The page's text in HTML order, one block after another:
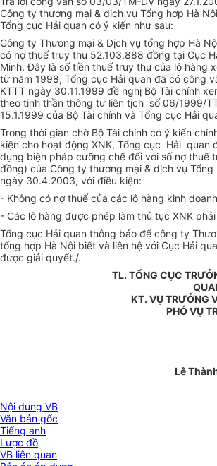
Công ty thương mại & dịch vụ Tổng hợp Hà
Tổng cục Hải quan có ý kiến như sau:
Công ty Thương mại & Dịch vụ tổng hợp Hà
có nợ thuế truy thu 52.103.888 đồng tại Cục
Minh. Đây là số tiền thuế truy thu của lô hàng
từ năm 1998, Tổng cục Hải quan đã có công
KTTT ngày 30.11.1999 đề nghị Bộ Tài chính
theo tinh thần thông tư liên tịch số 06/1999/
15.1.1999 của Bộ Tài chính và Tổng cục Hải
Trong thời gian chờ Bộ Tài chính có ý kiến
kiện cho hoạt động XNK, Tổng cục Hải quan
dụng biện pháp cưỡng chế đối với số nợ thuế
đồng) của Công ty thương mại & dịch vụ Tổng
ngày 30.4.2003, với điều kiện:
- Không có nợ thuế của các lô hàng kinh
- Các lô hàng được phép làm thủ tục XNK
Tổng cục Hải quan thông báo để công ty
tổng hợp Hà Nội biết và liên hệ với Cục Hải
được giải quyết./.
TL. TỔNG CỤC
KT. VỤ TRƯỞNG
PHÓ VỤ
Lê
Nội dung VB
Văn bản gốc
Tiếng anh
Lược đồ
VB liên quan